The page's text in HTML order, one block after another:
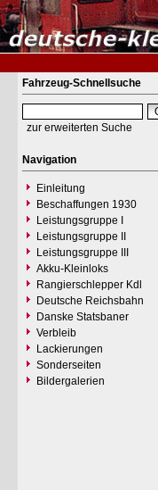
Fahrzeug-Schnellsuche
zur erweiterten Suche
Navigation
Einleitung
Beschaffungen 1930
Leistungsgruppe I
Leistungsgruppe II
Leistungsgruppe III
Akku-Kleinloks
Rangierschlepper Kdl
Deutsche Reichsbahn
Danske Statsbaner
Verbleib
Lackierungen
Sonderseiten
Bildergalerien